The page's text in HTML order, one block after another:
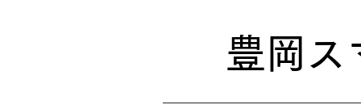
豊岡ス